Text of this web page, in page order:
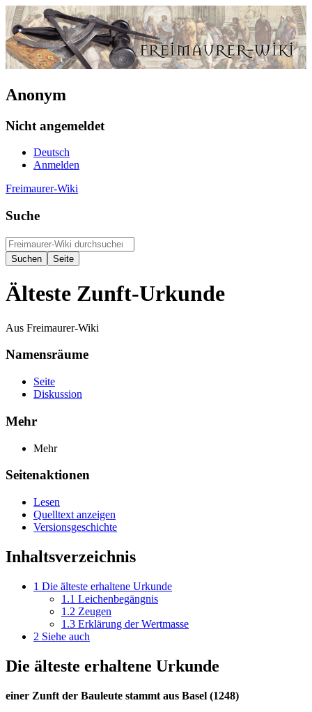
Anonym
Nicht angemeldet
Deutsch
Anmelden
Freimaurer-Wiki
Suche
Älteste Zunft-Urkunde
Aus Freimaurer-Wiki
Namensräume
Seite
Diskussion
Mehr
Mehr
Seitenaktionen
Lesen
Quelltext anzeigen
Versionsgeschichte
Inhaltsverzeichnis
1 Die älteste erhaltene Urkunde
1.1 Leichenbegängnis
1.2 Zeugen
1.3 Erklärung der Wertmasse
2 Siehe auch
Die älteste erhaltene Urkunde
einer Zunft der Bauleute stammt aus Basel (1248)